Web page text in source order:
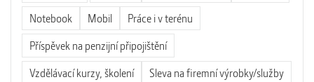
Notebook
Mobil
Práce i v terénu
Příspěvek na penzijní připojištění
Vzdělávací kurzy, školení
Sleva na firemní výrobky/služby